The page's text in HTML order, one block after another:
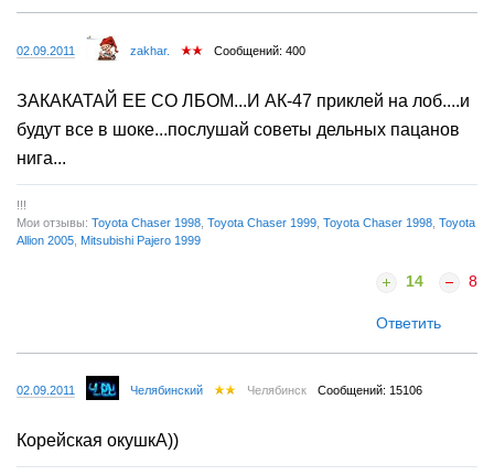
02.09.2011 zakhar. Сообщений: 400
ЗАКАКАТАЙ ЕЕ СО ЛБОМ...И АК-47 приклей на лоб....и
будут все в шоке...послушай советы дельных пацанов
нига...
!!!
Мои отзывы: Toyota Chaser 1998 Toyota Chaser 1999 Toyota Chaser 1998 Toyota
Allion 2005 Mitsubishi Pajero 1999
14 8
Ответить
02.09.2011 Челябинский Челябинск Сообщений: 15106
Корейская окушкА))